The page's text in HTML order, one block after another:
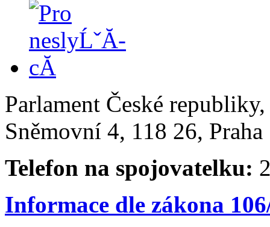
Parlament České
Sněmovní 4, 118 26,
Telefon na spojovatelku:
Informace dle zákona